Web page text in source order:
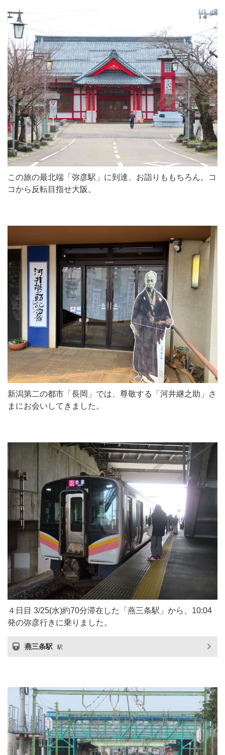
この旅の最北端「弥彦駅」に到達、お詣りももちろん。コ
コから反転目指せ大阪。
新潟第二の都市「長岡」では、尊敬する「河井継之助」さ
まにお会いしてきました。
４日目 3/25(水)約70分滞在した「燕三条駅」から、10:04
発の弥彦行きに乗りました。
燕三条駅 駅